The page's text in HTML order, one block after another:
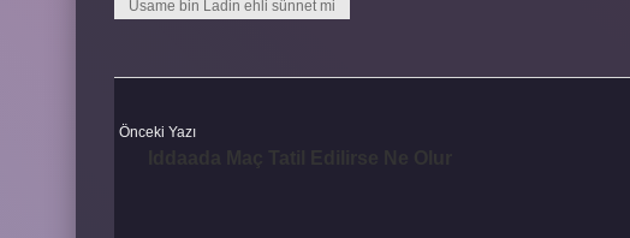
Usame bin Ladin ehli sünnet mi
Önceki Yazı